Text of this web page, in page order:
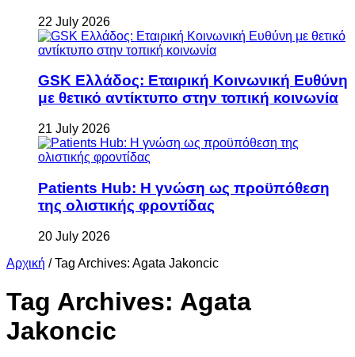
22 July 2026
GSK Ελλάδος: Εταιρική Κοινωνική Ευθύνη
με θετικό αντίκτυπο στην τοπική κοινωνία
21 July 2026
Patients Hub: Η γνώση ως προϋπόθεση
της ολιστικής φροντίδας
20 July 2026
Αρχική / Tag Archives: Agata Jakoncic
Tag Archives: Agata
Jakoncic